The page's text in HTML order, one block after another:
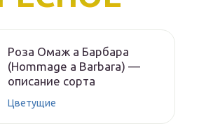
Роза Омаж а Барбара
(Hommage a Barbara) —
описание сорта
Цветущие